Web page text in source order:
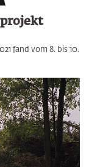
fand vom 8. bis 10.